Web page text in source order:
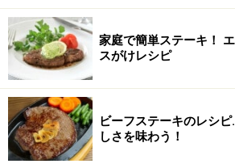
ーを加え、よく混ぜます。
パセリ、にんにくをみじん切りし（
しでもOK）、室温に戻したバターと
家庭で簡単ステーキ！
スがけレシピ
ビーフステーキのレシ
しさを味わう！